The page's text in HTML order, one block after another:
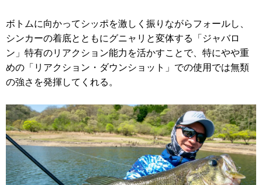
ボトムに向かってシッポを激しく振りながらフォールし、
シンカーの着底とともにグニャリと変体する「ジャバロ
ン」特有のリアクション能力を活かすことで、特にやや重
めの「リアクション・ダウンショット」での使用では無類
の強さを発揮してくれる。